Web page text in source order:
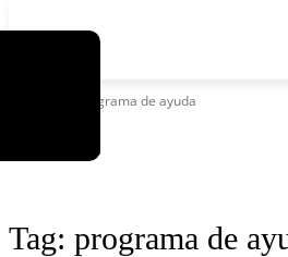
Programa de ayuda
Tag: programa de